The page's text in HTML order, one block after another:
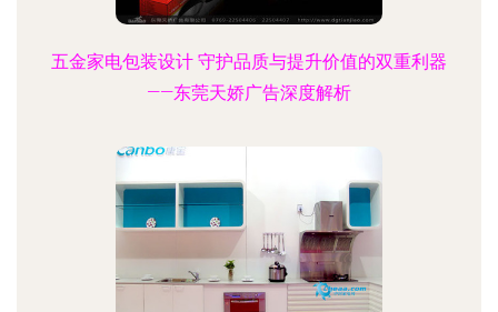
五金家电包装设计 守护品质与提升价值的双重利器
——东莞天娇广告深度解析